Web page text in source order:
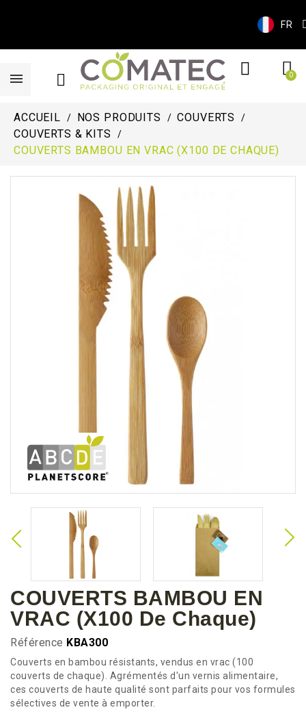
FR
ACCUEIL NOS PRODUITS
COUVERTS
COUVERTS & KITS
COUVERTS BAMBOU EN VRAC (X100 DE CHAQUE)
COUVERTS BAMBOU EN
VRAC (x100 De Chaque)
Référence KBA300
Couverts en bambou résistants, vendus en vrac (100
couverts de chaque). Agrémentés d'un vernis alimentaire,
ces couverts de haute qualité sont parfaits pour vos formules
sélectives de vente à emporter.